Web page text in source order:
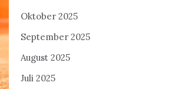
Oktober 2025
September 2025
August 2025
Juli 2025